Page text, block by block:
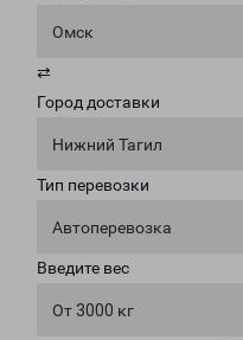
Омск
⇄
Город доставки
Нижний Тагил
Тип перевозки
Автоперевозка
Введите вес
От 3000 кг